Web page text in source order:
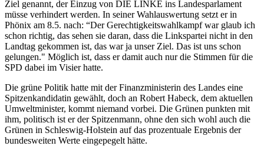
Ziel genannt, der Einzug von DIE LINKE ins Landesparlament
müsse verhindert werden. In seiner Wahlauswertung setzt er in
Phönix am 8.5. nach: “Der Gerechtigkeitswahlkampf war glaub ich
schon richtig, das sehen sie daran, dass die Linkspartei nicht in den
Landtag gekommen ist, das war ja unser Ziel. Das ist uns schon
gelungen." Möglich ist, dass er damit auch nur die Stimmen für die
SPD dabei im Visier hatte.
Die grüne Politik hatte mit der Finanzministerin des Landes eine
Spitzenkandidatin gewählt, doch an Robert Habeck, dem aktuellen
Umweltminister, kommt niemand vorbei. Die Grünen punkten mit
ihm, politisch ist er der Spitzenmann, ohne den sich wohl auch die
Grünen in Schleswig-Holstein auf das prozentuale Ergebnis der
bundesweiten Werte eingepegelt hätte.